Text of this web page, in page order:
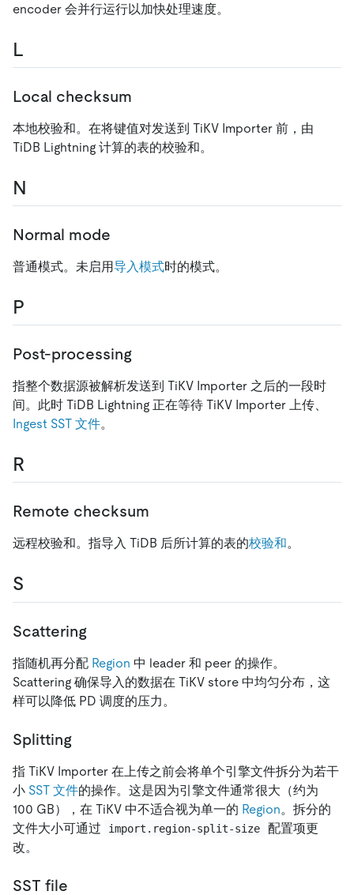
encoder 会并行运行以加快处理速度。
L
Local checksum
本地校验和。在将键值对发送到 TiKV Importer 前，由
TiDB Lightning 计算的表的校验和。
N
Normal mode
普通模式。未启用导入模式时的模式。
P
Post-processing
指整个数据源被解析发送到 TiKV Importer 之后的一段时
间。此时 TiDB Lightning 正在等待 TiKV Importer 上传、
Ingest SST 文件。
R
Remote checksum
远程校验和。指导入 TiDB 后所计算的表的校验和。
S
Scattering
指随机再分配 Region 中 leader 和 peer 的操作。
Scattering 确保导入的数据在 TiKV store 中均匀分布，这
样可以降低 PD 调度的压力。
Splitting
指 TiKV Importer 在上传之前会将单个引擎文件拆分为若干
小 SST 文件的操作。这是因为引擎文件通常很大（约为
100 GB），在 TiKV 中不适合视为单一的 Region。拆分的
文件大小可通过
import.region-split-size
配置项更
改。
SST file